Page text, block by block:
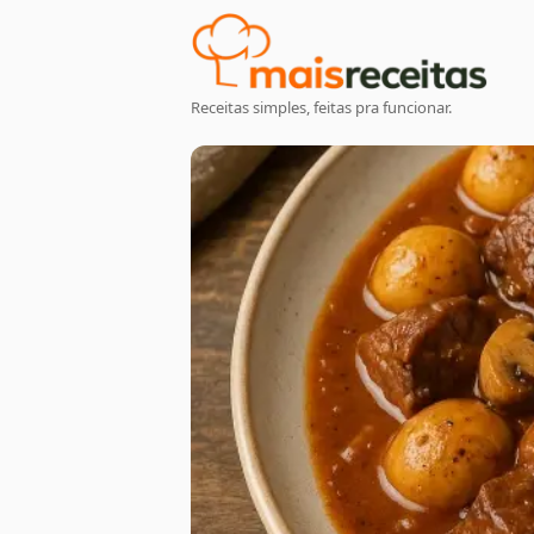
Receitas simples, feitas pra funcionar.